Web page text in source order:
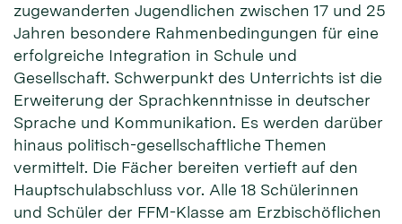
zugewanderten Jugendlichen zwischen 17 und 25
Jahren besondere Rahmenbedingungen für eine
erfolgreiche Integration in Schule und
Gesellschaft. Schwerpunkt des Unterrichts ist die
Erweiterung der Sprachkenntnisse in deutscher
Sprache und Kommunikation. Es werden darüber
hinaus politisch-gesellschaftliche Themen
vermittelt. Die Fächer bereiten vertieft auf den
Hauptschulabschluss vor. Alle 18 Schülerinnen
und Schüler der FFM-Klasse am Erzbischöflichen